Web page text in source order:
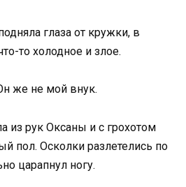
глаза от кружки, в
то холодное и злое.
же не мой внук.
из рук Оксаны и с грохотом
пол. Осколки разлетелись по
царапнул ногу.